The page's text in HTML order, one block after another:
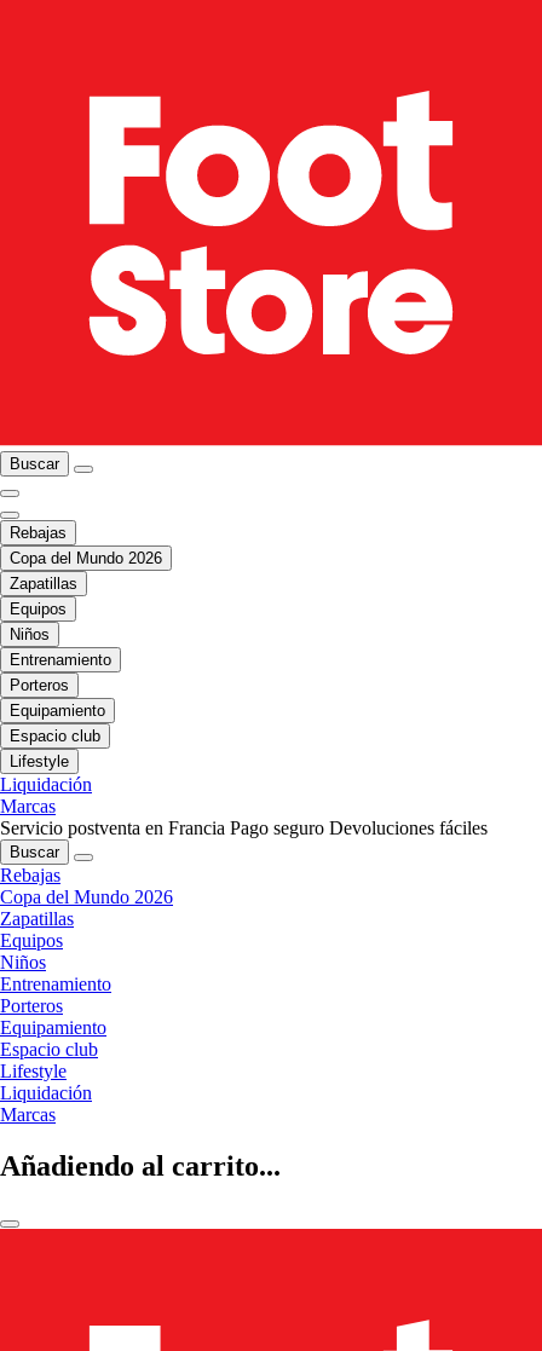
Buscar
Rebajas
Copa del Mundo 2026
Zapatillas
Equipos
Niños
Entrenamiento
Porteros
Equipamiento
Espacio club
Lifestyle
Liquidación
Marcas
Servicio postventa en Francia Pago seguro Devoluciones fáciles
Buscar
Rebajas
Copa del Mundo 2026
Zapatillas
Equipos
Niños
Entrenamiento
Porteros
Equipamiento
Espacio club
Lifestyle
Liquidación
Marcas
Añadiendo al carrito...